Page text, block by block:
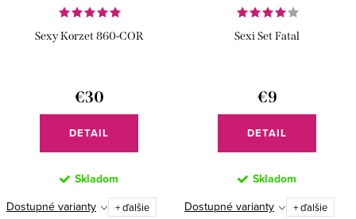
Sexy Korzet 860-COR
€30
DETAIL
Skladom
Dostupné varianty + ďalšie
Sexi Set Fatal
€9
DETAIL
Skladom
Dostupné varianty + ďalšie